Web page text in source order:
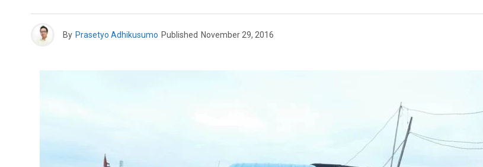
By Prasetyo Adhikusumo Published November 29, 2016